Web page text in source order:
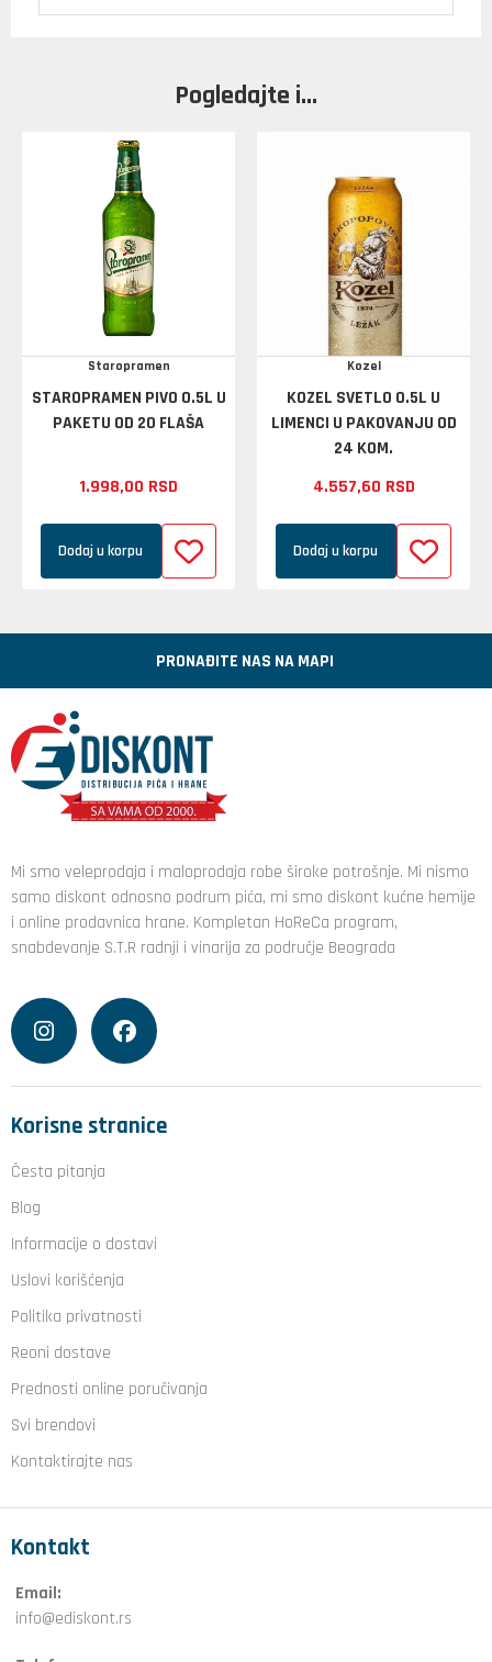
Pogledajte i...
Staropramen
STAROPRAMEN PIVO 0.5L U
PAKETU OD 20 FLAŠA
1.998,00 RSD
Dodaj u korpu
Kozel
KOZEL SVETLO 0.5L U
LIMENCI U PAKOVANJU OD
24 KOM.
4.557,60 RSD
Dodaj u korpu
PRONAĐITE NAS NA MAPI
Mi smo veleprodaja i maloprodaja robe široke potrošnje. Mi nismo
samo diskont odnosno podrum pića, mi smo diskont kućne hemije
i online prodavnica hrane. Kompletan HoReCa program,
snabdevanje S.T.R radnji i vinarija za područje Beograda
Korisne stranice
Česta pitanja
Blog
Informacije o dostavi
Uslovi korišćenja
Politika privatnosti
Reoni dostave
Prednosti online poručivanja
Svi brendovi
Kontaktirajte nas
Kontakt
Email:
info@ediskont.rs